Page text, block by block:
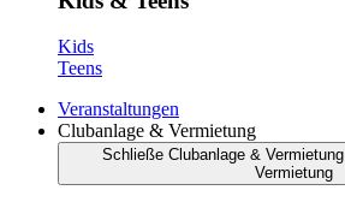
Kids
Teens
Veranstaltungen
Clubanlage & Vermietung
Schließe Clubanlage & Vermietung
Vermietung